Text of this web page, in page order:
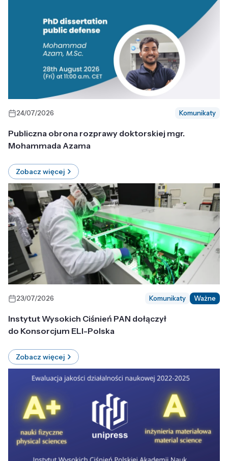
24/07/2026 Komunikaty
Publiczna obrona rozprawy doktorskiej mgr.
Mohammada Azama
Zobacz więcej
23/07/2026 Komunikaty Ważne
Instytut Wysokich Ciśnień PAN dołączył
do Konsorcjum ELI-Polska
Zobacz więcej